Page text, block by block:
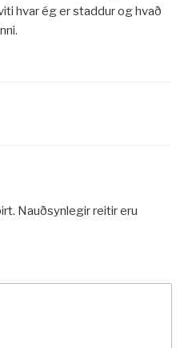
hvar ég er staddur og hvað
Nauðsynlegir reitir eru